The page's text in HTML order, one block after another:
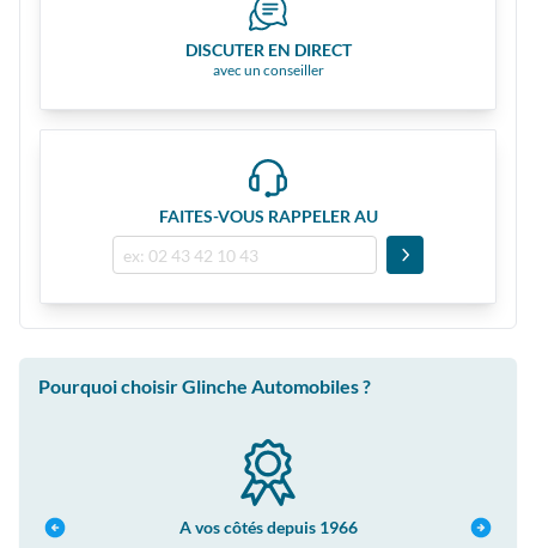
DISCUTER EN DIRECT
avec un conseiller
FAITES-VOUS RAPPELER AU
Pourquoi choisir Glinche Automobiles ?
A vos côtés depuis 1966